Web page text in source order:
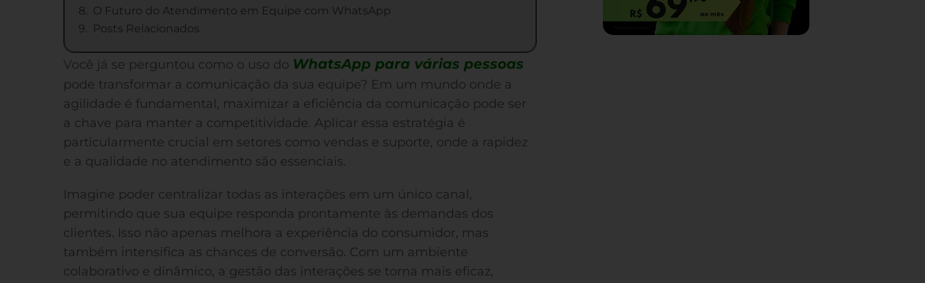
O Futuro do Atendimento em Equipe com WhatsApp
Posts Relacionados
Você já se perguntou como o uso do WhatsApp para várias pessoas
pode transformar a comunicação da sua equipe? Em um mundo onde a
agilidade é fundamental, maximizar a eficiência da comunicação pode ser
a chave para manter a competitividade. Aplicar essa estratégia é
particularmente crucial em setores como vendas e suporte, onde a rapidez
e a qualidade no atendimento são essenciais.
Imagine poder centralizar todas as interações em um único canal,
permitindo que sua equipe responda prontamente às demandas dos
clientes. Isso não apenas melhora a experiência do consumidor, mas
também intensifica as chances de conversão. Com um ambiente
colaborativo e dinâmico, a gestão das interações se torna mais eficaz,